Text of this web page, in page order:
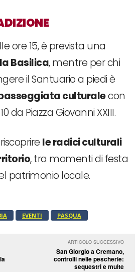
ore 15, è prevista una
Basilica, mentre per chi
il Santuario a piedi è
culturalecon
da Piazza Giovanni XXIII.
le radici culturali
, tra momenti di festa
patrimonio locale.
EVENTI PASQUA
ARTICOLO SUCCESSIVO
San Giorgio a Cremano,
controlli nelle pescherie:
sequestri e multe